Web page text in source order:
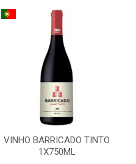
VINHO BARRICADO TINTO
1X750ML